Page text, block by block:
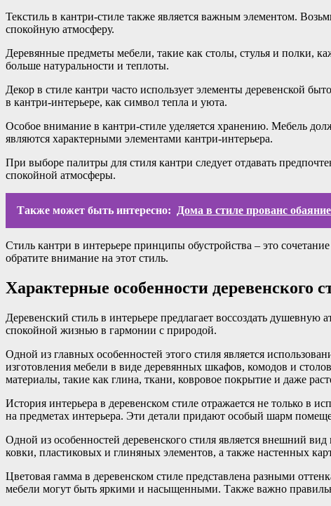
Текстиль в кантри-стиле также является важным элементом.
спокойную атмосферу.
Деревянные предметы мебели, такие как столы, стулья и полки,
больше натуральности и теплоты.
Декор в стиле кантри часто использует элементы деревенской
в кантри-интерьере, как символ тепла и уюта.
Особое внимание в кантри-стиле уделяется хранению. Мебель
являются характерными элементами кантри-интерьера.
При выборе палитры для стиля кантри следует отдавать
спокойной атмосферы.
Также может быть интересно: Дома в стиле прованс
Стиль кантри в интерьере принципы обустройства – это
обратите внимание на этот стиль.
Характерные особенности деревенского
Деревенский стиль в интерьере предлагает воссоздать
спокойной жизнью в гармонии с природой.
Одной из главных особенностей этого стиля является
изготовления мебели в виде деревянных шкафов, комодов и
материалы, такие как глина, ткани, ковровое покрытие и даже
История интерьера в деревенском стиле отражается не только в
на предметах интерьера. Эти детали придают особый шарм
Одной из особенностей деревенского стиля является внешний
ковки, пластиковых и глиняных элементов, а также настенных
Цветовая гамма в деревенском стиле представлена разными
мебели могут быть яркими и насыщенными. Также важно